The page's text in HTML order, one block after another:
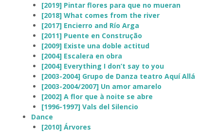
[2019] Pintar flores para que no mueran
[2018] What comes from the river
[2017] Encierro and Río Arga
[2011] Puente en Construção
[2009] Existe una doble actitud
[2004] Escalera en obra
[2004] Everything I don’t say to you
[2003-2004] Grupo de Danza teatro Aquí Allá
[2003-2004/2007] Un amor amarelo
[2002] A flor que à noite se abre
[1996-1997] Vals del Silencio
Dance
[2010] Árvores